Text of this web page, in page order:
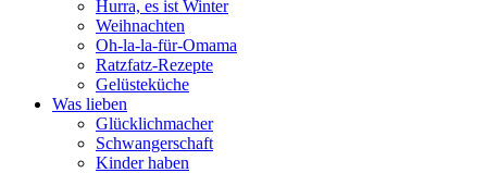
Hurra, es ist Winter
Weihnachten
Oh-la-la-für-Omama
Ratzfatz-Rezepte
Gelüsteküche
Was lieben
Glücklichmacher
Schwangerschaft
Kinder haben